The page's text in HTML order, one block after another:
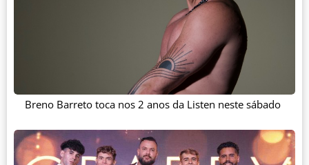
Breno Barreto toca nos 2 anos da Listen neste sábado